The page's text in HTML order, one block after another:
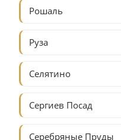
Рошаль
Руза
Селятино
Сергиев Посад
Серебряные Пруды